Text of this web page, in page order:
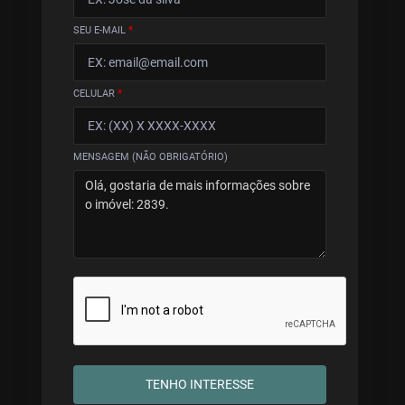
SEU E-MAIL *
CELULAR *
MENSAGEM (NÃO OBRIGATÓRIO)
TENHO INTERESSE